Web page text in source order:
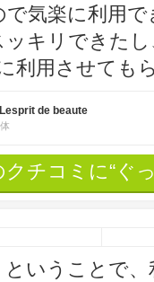
気楽に利用
ッキリできた
利用させても
de beaute
クチコミに“ぐ
いうことで、